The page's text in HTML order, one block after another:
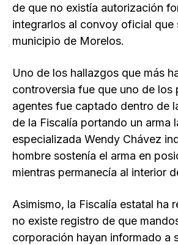
de que no existía autorización
integrarlos al convoy oficial que
municipio de Morelos.
Uno de los hallazgos que más
controversia fue que uno de los
agentes fue captado dentro de
de la Fiscalía portando un arma
especializada Wendy Chávez
hombre sostenía el arma en
mientras permanecía al interior
Asimismo, la Fiscalía estatal ha
no existe registro de que
corporación hayan informado a